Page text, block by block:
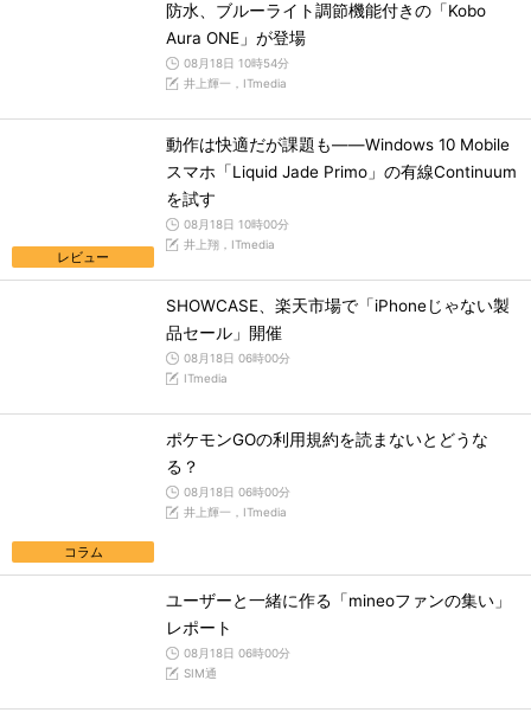
防水、ブルーライト調節機能付きの「Kobo
Aura ONE」が登場
08月18日 10時54分
井上輝一，ITmedia
レビュー
動作は快適だが課題も――Windows 10 Mobile
スマホ「Liquid Jade Primo」の有線Continuum
を試す
08月18日 10時00分
井上翔，ITmedia
SHOWCASE、楽天市場で「iPhoneじゃない製
品セール」開催
08月18日 06時00分
ITmedia
コラム
ポケモンGOの利用規約を読まないとどうな
る？
08月18日 06時00分
井上輝一，ITmedia
ユーザーと一緒に作る「mineoファンの集い」
レポート
08月18日 06時00分
SIM通